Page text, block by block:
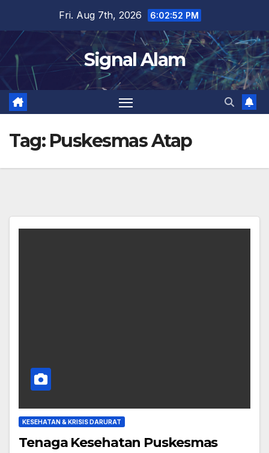
content
Fri. Aug 7th, 2026 6:02:53 PM
Signal Alam
Tag: Puskesmas Atap
KESEHATAN & KRISIS DARURAT
Tenaga Kesehatan Puskesmas